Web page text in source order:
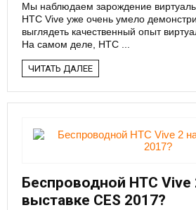
Мы наблюдаем зарождение
HTC Vive уже очень умело
выглядеть качественный опыт
На самом деле, HTC ...
ЧИТАТЬ ДАЛЕЕ
Беспроводной HTC Vive
выставке CES 2017?